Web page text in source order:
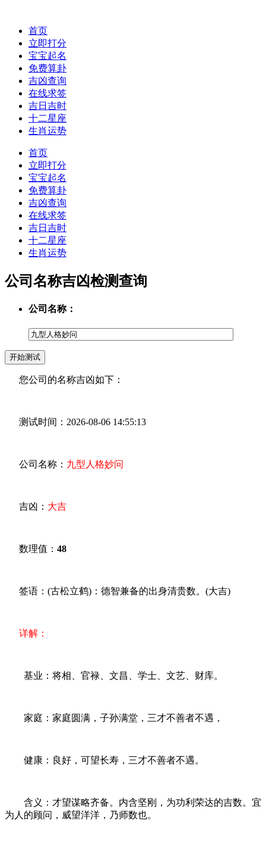
首页
立即打分
宝宝起名
免费算卦
吉凶查询
在线求签
吉日吉时
十二星座
生肖运势
首页
立即打分
宝宝起名
免费算卦
吉凶查询
在线求签
吉日吉时
十二星座
生肖运势
公司名称吉凶检测查询
公司名称：
您公司的名称吉凶如下：
测试时间：2026-08-06 14:55:13
公司名称： 九型人格妙问
吉凶： 大吉
数理值： 48
签语：(古松立鹤)：德智兼备的出身清贵数。(大吉)
详解：
基业：将相、官禄、文昌、学士、文艺、财库。
家庭：家庭圆满，子孙满堂，三才不善者不遇，
健康：良好，可望长寿，三才不善者不遇。
含义：才望谋略齐备。内含坚刚，为功利荣达的吉数。宜
为人的顾问，威望洋洋，乃师数也。